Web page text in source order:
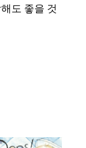
도 좋을 것